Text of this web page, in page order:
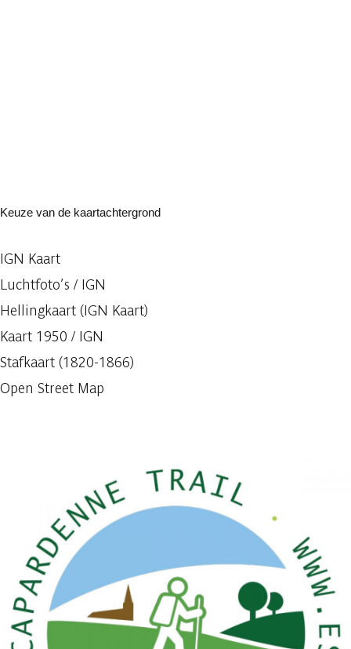
Keuze van de kaartachtergrond
IGN Kaart
Luchtfoto’s / IGN
Hellingkaart (IGN Kaart)
Kaart 1950 / IGN
Stafkaart (1820-1866)
Open Street Map